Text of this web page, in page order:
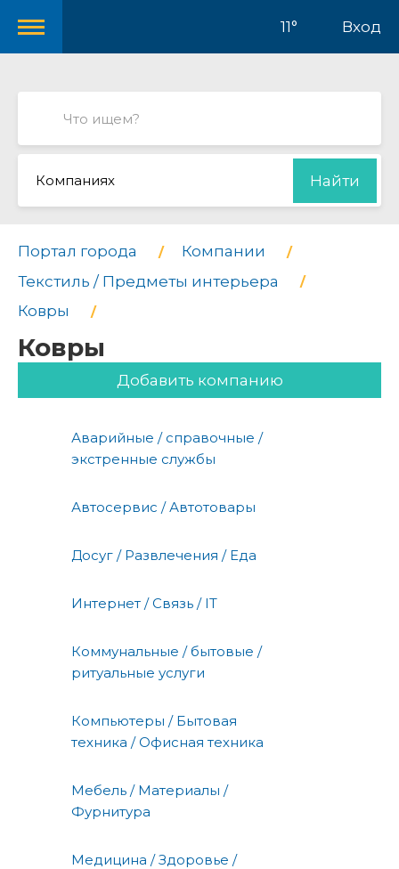
11° Вход
Компаниях Найти
Портал города
Компании
Текстиль / Предметы интерьера
Ковры
Ковры
Добавить компанию
Аварийные / справочные /
экстренные службы
Автосервис / Автотовары
Досуг / Развлечения / Еда
Интернет / Связь / IT
Коммунальные / бытовые /
ритуальные услуги
Компьютеры / Бытовая
техника / Офисная техника
Мебель / Материалы /
Фурнитура
Медицина / Здоровье /